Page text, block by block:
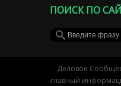
ПОИСК ПО
Деловое
главный